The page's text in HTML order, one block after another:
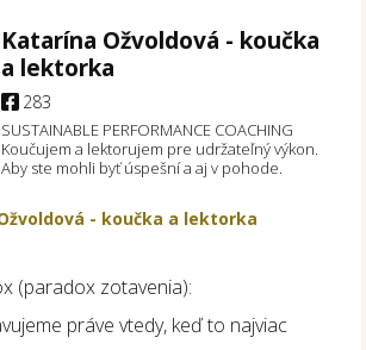
Katarína Ožvoldová - koučka
a lektorka
283
SUSTAINABLE PERFORMANCE COACHING
Koučujem a lektorujem pre udržateľný výkon.
Aby ste mohli byť úspešní a aj v pohode.
- koučka a lektorka
(paradox zotavenia):
práve vtedy, keď to najviac